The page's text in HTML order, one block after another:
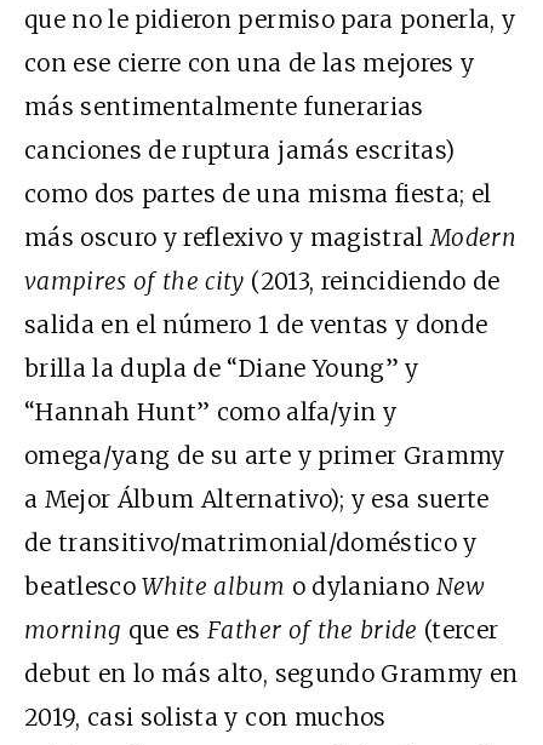
que no le pidieron permiso para ponerla, y
con ese cierre con una de las mejores y
más sentimentalmente funerarias
canciones de ruptura jamás escritas)
como dos partes de una misma fiesta; el
más oscuro y reflexivo y magistralModern
vampires of the city (2013, reincidiendo de
salida en el número 1 de ventas y donde
brilla la dupla de “Diane Young” y
“Hannah Hunt” como alfa/yin y
omega/yang de su arte y primer Grammy
a Mejor Álbum Alternativo); y esa suerte
de transitivo/matrimonial/doméstico y
beatlescoWhite album o dylaniano New
morning que esFather of the bride (tercer
debut en lo más alto, segundo Grammy en
2019, casi solista y con muchos